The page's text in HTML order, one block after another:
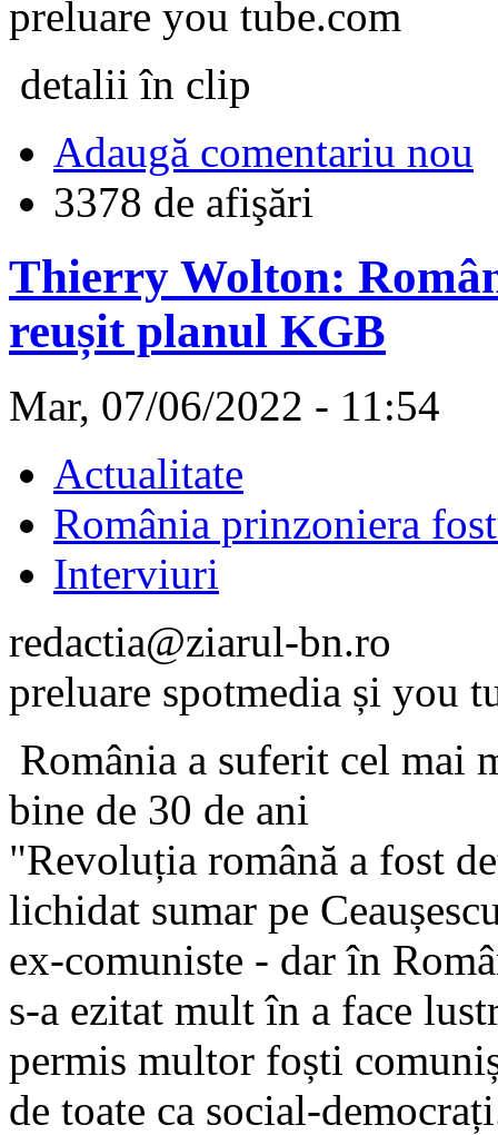
preluare you tube.com
detalii în clip
Adaugă comentariu nou
3378 de afişări
Thierry Wolton:
reușit planul KGB
Mar, 07/06/2022 - 11:54
Actualitate
România prinzoniera
Interviuri
redactia@ziarul-bn.ro
preluare spotmedia și you
România a suferit cel mai
bine de 30 de ani
"Revoluția română a fost
lichidat sumar pe
ex-comuniste - dar în
s-a ezitat mult în a face
permis multor foști
de toate ca social-